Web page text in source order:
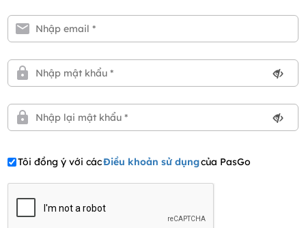
Tôi đồng ý với cácĐiều khoản sử dụngcủa PasGo